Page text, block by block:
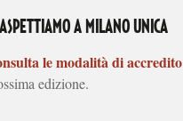
A MILANO UNICA
le modalità di accredito
edizione.